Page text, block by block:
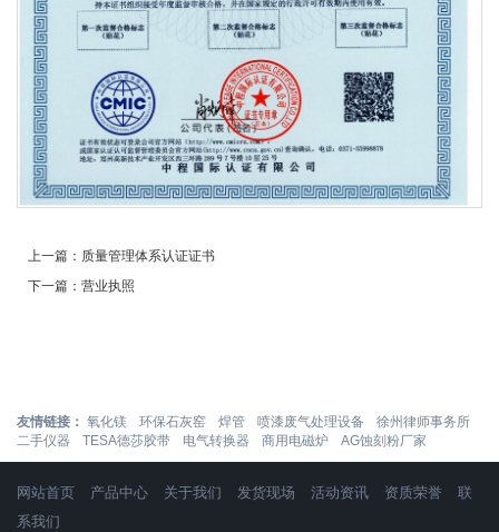
上一篇： 质量管理体系认证证书
下一篇： 营业执照
友情链接： 氧化镁 环保石灰窑 焊管 喷漆废气处理设备
徐州律师事务所
二手仪器
TESA德莎胶带 电气转换器 商用电磁炉 AG蚀刻粉厂家
网站首页 产品中心 关于我们 发货现场 活动资讯 资质荣誉
联
系我们